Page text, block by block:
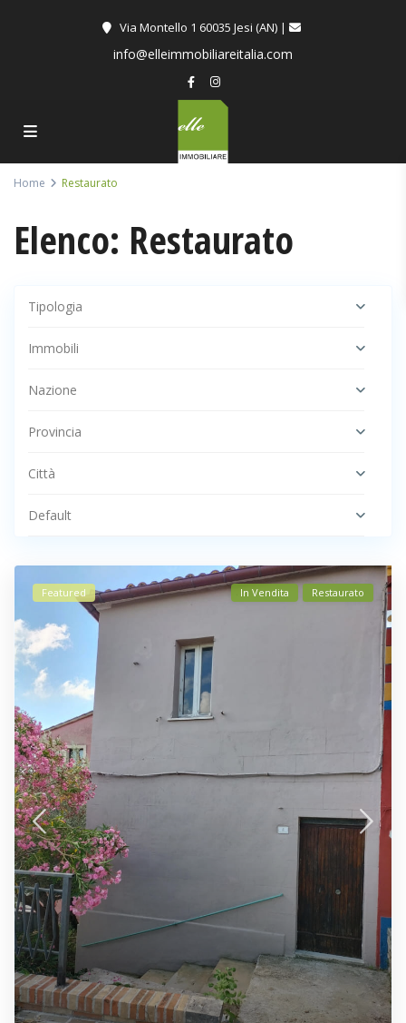
Via Montello 1 60035 Jesi (AN) |
info@elleimmobiliareitalia.com
Home Restaurato
Elenco: Restaurato
Tipologia
Immobili
Nazione
Provincia
Città
Default
Featured In Vendita Restaurato